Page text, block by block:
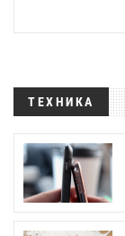
ТЕХНИКА